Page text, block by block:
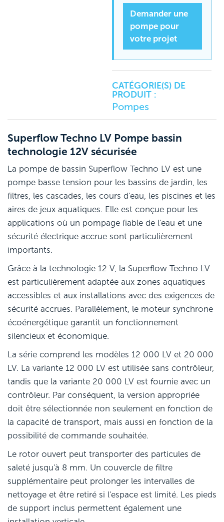
Demander une
pompe pour
votre projet
CATÉGORIE(S) DE
PRODUIT :
Pompes
Superflow Techno LV Pompe bassin
technologie 12V sécurisée
La pompe de bassin Superflow Techno LV est une
pompe basse tension pour les bassins de jardin, les
filtres, les cascades, les cours d'eau, les piscines et les
aires de jeux aquatiques. Elle est conçue pour les
applications où un pompage fiable de l'eau et une
sécurité électrique accrue sont particulièrement
importants.
Grâce à la technologie 12 V, la Superflow Techno LV
est particulièrement adaptée aux zones aquatiques
accessibles et aux installations avec des exigences de
sécurité accrues. Parallèlement, le moteur synchrone
écoénergétique garantit un fonctionnement
silencieux et économique.
La série comprend les modèles 12 000 LV et 20 000
LV. La variante 12 000 LV est utilisée sans contrôleur,
tandis que la variante 20 000 LV est fournie avec un
contrôleur. Par conséquent, la version appropriée
doit être sélectionnée non seulement en fonction de
la capacité de transport, mais aussi en fonction de la
possibilité de commande souhaitée.
Le rotor ouvert peut transporter des particules de
saleté jusqu'à 8 mm. Un couvercle de filtre
supplémentaire peut prolonger les intervalles de
nettoyage et être retiré si l'espace est limité. Les pieds
de support inclus permettent également une